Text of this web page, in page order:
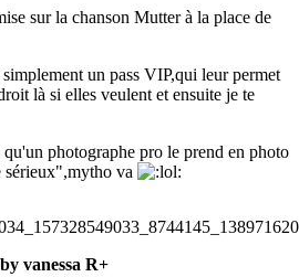
sur la chanson Mutter à la place de
un pass VIP,qui leur permet
là si elles veulent et ensuite je te
photographe pro le prend en photo
sérieux",mytho va
by vanessa R+